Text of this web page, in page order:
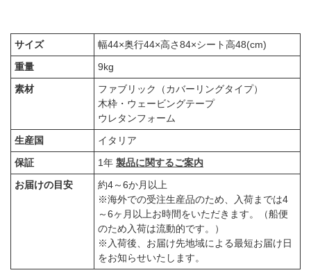
サイズ
幅44×奥行44×高さ84×シート高48(cm)
重量
9kg
素材
ファブリック（カバーリングタイプ）
木枠・ウェービングテープ
ウレタンフォーム
生産国
イタリア
保証
1年 製品に関するご案内
お届けの目安
約4～6か月以上
※海外での受注生産品のため、入荷までは4
～6ヶ月以上お時間をいただきます。（船便
のため入荷は流動的です。）
※入荷後、お届け先地域による最短お届け日
をお知らせいたします。